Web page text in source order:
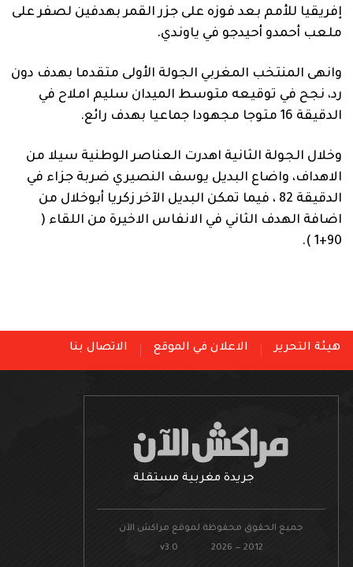
إفريقيا للأمم بعد فوزه على جزر القمر بهدفين لصفر على
ملعب أحمدو أحيدجو في ياوندي.
وانهى المنتخب المغربي الجولة الأولى متقدما بهدف دون
رد، نجح في توقيعه متوسط الميدان سليم املاح في
الدقيقة 16 متوجا مجهودا جماعيا بهدف رائع.
وخلال الجولة الثانية اهدرت العناصر الوطنية سيلا من
الاهداف، واضاع البديل يوسف النصيري ضربة جزاء في
الدقيقة 82 ، فيما تمكن البديل الآخر زكريا أبوخلال من
اضافة الهدف الثاني في الانفاس الاخيرة من اللقاء (
90+1 ).
هيئة التحرير الاعلان في الموقع الاتصال بنا
جريدة مغربية مستقلة
جميع الحقوق محفوظة لموقع مراكش الآن
v3.0 2026 — 2012